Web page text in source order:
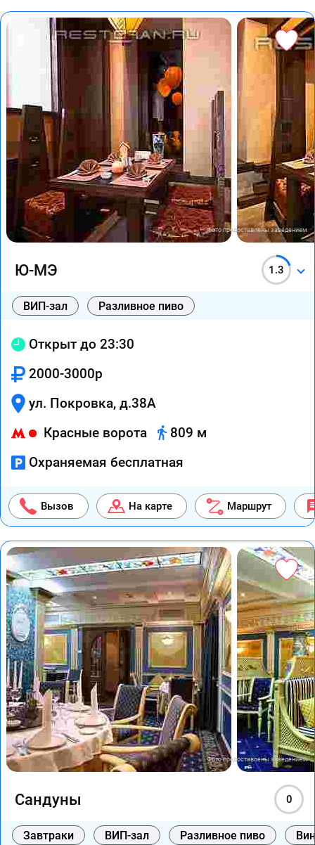
Фото предоставлены заведением
Ю-МЭ 1.3
ВИП-зал Разливное пиво
Открыт до 23:30
2000-3000р
ул. Покровка, д.38А
Красные ворота
809 м
Охраняемая бесплатная
Вызов На карте Маршрут
Фото предоставлены заведением
Сандуны 0
Завтраки ВИП-зал Разливное пиво